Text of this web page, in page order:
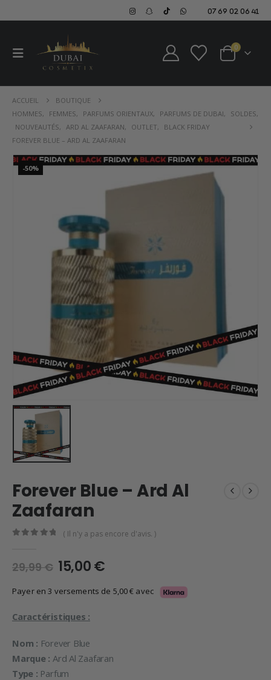
07 69 02 06 41
0
ACCUEIL
BOUTIQUE
HOMMES, FEMMES, PARFUMS ORIENTAUX, PARFUMS DE DUBAI, SOLDES,
NOUVEAUTÉS, ARD AL ZAAFARAN, OUTLET,
BLACK FRIDAY
FOREVER BLUE – ARD AL ZAAFARAN
-50%
Forever Blue – Ard Al
Zaafaran
( Il n'y a pas encore d'avis. )
29,99€ Le
prix
initial
29,99 €.
15,00€Le
actuel
Payer en 3 versements de 5,00€ avec
Caractéristiques :
Nom : Forever Blue
Marque : Ard Al Zaafaran
Type : Parfum